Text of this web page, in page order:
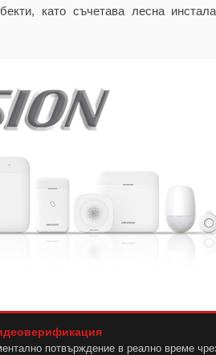
като съчетава лесна
потвърждение в реално време